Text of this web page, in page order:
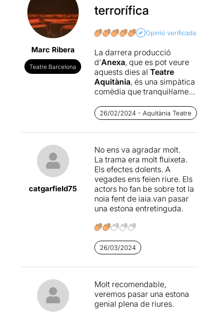
Marc Ribera
Teatre Barcelona
terrorífica
Opinió verificada
La darrera producció
d’Anexa, que es pot veure
aquests dies al Teatre
Aquitània, és una simpàtica
comèdia que tranquil·lament
Tarantino,Almodóvari
Terry Gilliam, després
d’algunes copes (i algun que
llar de foc, una nit de
tempesta.
L’autor, però, és el versàtil
Xavier Morató, que ja ens té
acostumats a comèdies de
tota mena i colors, i que
i valentia d’abordar un tema
actual, teatral i compromès
amb les qüestions socials
normalització de les
sufixes que calguin) amb
una comèdia…
divertidament terrorífica.
26/02/2024 - Aquitània Teatre
catgarfield75
No ens va agradar molt.
La trama era molt fluixeta.
Els efectes dolents. A
vegades ens feien riure. Els
actors ho fan be sobre tot la
noia fent de iaia.van pasar
una estona entretinguda.
26/03/2024
Molt recomendable,
veremos pasar una estona
genial plena de riures.